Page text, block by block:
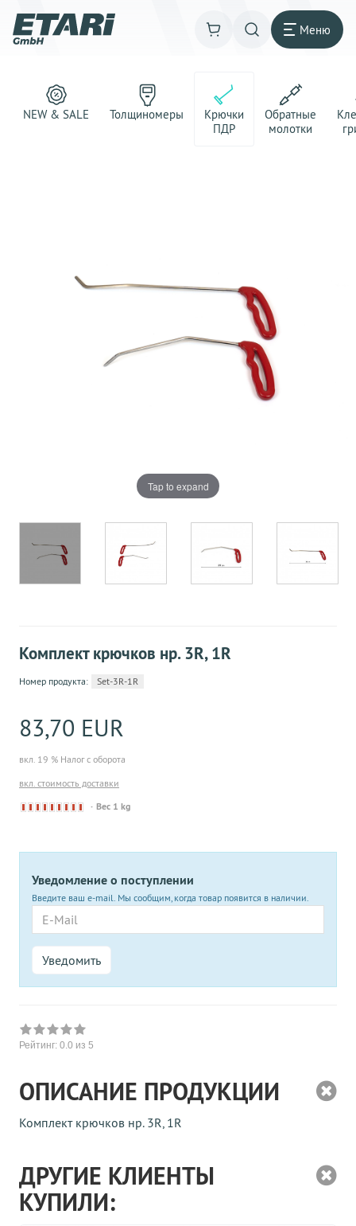
Меню
NEW & SALE Толщиномеры
Крючки
ПДР
Обратные
молотки
Tap to expand
Комплект крючков нр. 3R, 1R
Номер продукта: Set-3R-1R
83,70 EUR
вкл. 19 % Налог с оборота
вкл. стоимость доставки
Derzeit
Вес 1 kg
Уведомление о поступлении
Введите ваш e-mail. Мы сообщим, когда товар появится в наличии.
Mail
Уведомить
Рейтинг: 0.0 из 5
ОПИСАНИЕ ПРОДУКЦИИ
Комплект крючков нр. 3R, 1R
ДРУГИЕ КЛИЕНТЫ
КУПИЛИ: